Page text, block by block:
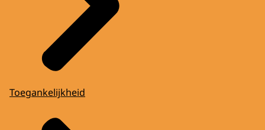
Toegankelijkheid